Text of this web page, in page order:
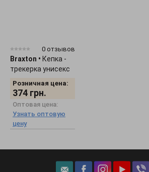
0 отзывов
Braxton • Кепка -
трекерка унисекс
Розничная цена:
374 грн.
Оптовая цена:
Узнать оптовую
цену